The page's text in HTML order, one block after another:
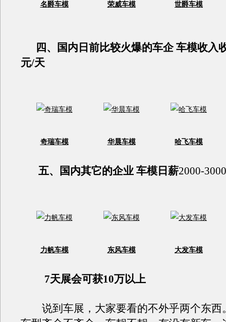
名爵车模 荣威车模 世爵车模
四、国内日前比较火爆的车企 车模收入
元/天
奇瑞车模 华晨车模 哈飞车模
五、国内其它的企业 车模日薪2000-
力帆车模 东风车模 大发车模
7天展会可获10万以上
说到车展，大家要看的不外乎两个东西